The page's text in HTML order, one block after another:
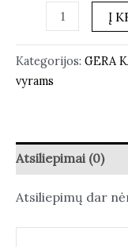
Į
Kategorijos: GERA
vyrams
Atsiliepimai (0)
Atsiliepimų dar